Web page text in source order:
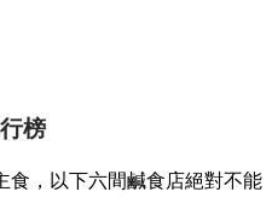
榜
食，以下六間鹹食店絕對不能